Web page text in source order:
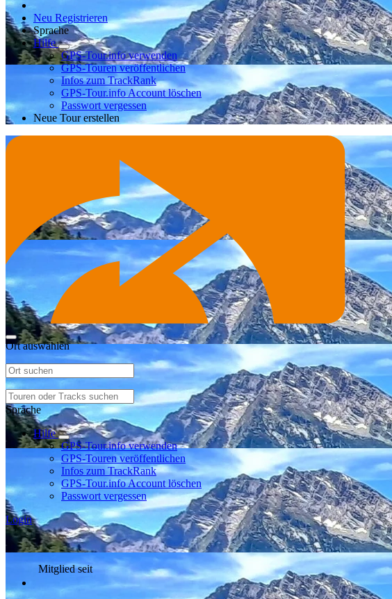
Neu Registrieren
Sprache
Hilfe
GPS-Tour.info verwenden
GPS-Touren veröffentlichen
Infos zum TrackRank
GPS-Tour.info Account löschen
Passwort vergessen
Neue Tour erstellen
Ort auswählen
Sprache
Hilfe
GPS-Tour.info verwenden
GPS-Touren veröffentlichen
Infos zum TrackRank
GPS-Tour.info Account löschen
Passwort vergessen
Login
Mitglied seit